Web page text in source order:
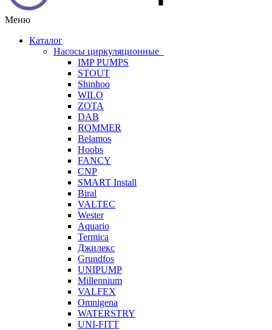
Меню
Каталог
Насосы циркуляционные
IMP PUMPS
STOUT
Shinhoo
WILO
ZOTA
DAB
ROMMER
Belamos
Hoobs
FANCY
CNP
SMART Install
Biral
VALTEC
Wester
Aquario
Termica
Джилекс
Grundfos
UNIPUMP
Millennium
VALFEX
Omnigena
WATERSTRY
UNI-FITT